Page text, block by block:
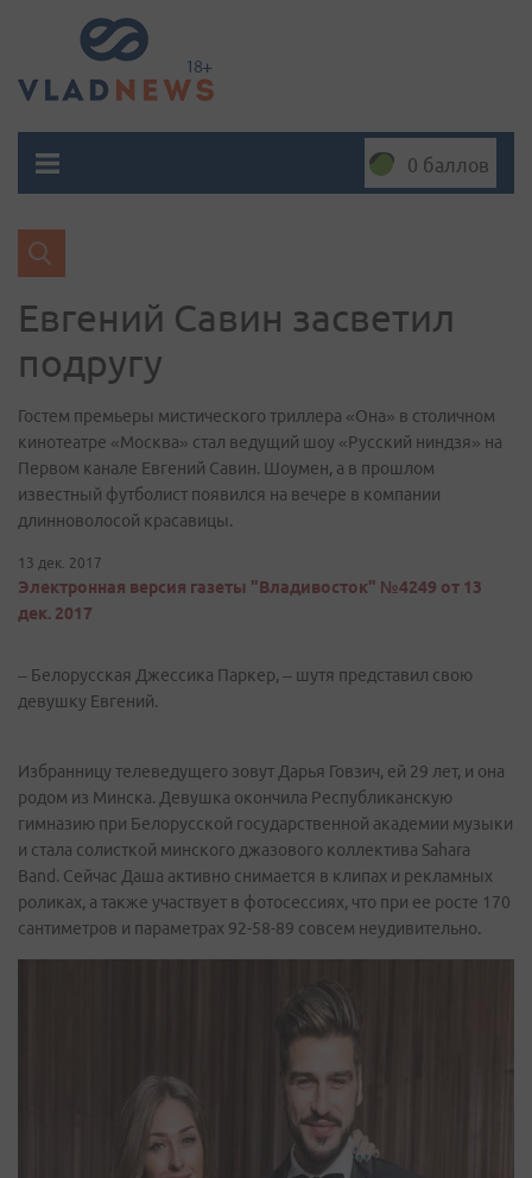
0 баллов
Евгений Савин засветил
подругу
Гостем премьеры мистического триллера «Она» в столичном
кинотеатре «Москва» стал ведущий шоу «Русский ниндзя» на
Первом канале Евгений Савин. Шоумен, а в прошлом
известный футболист появился на вечере в компании
длинноволосой красавицы.
13 дек. 2017
Электронная версия газеты "Владивосток" №4249 от 13
дек. 2017
– Белорусская Джессика Паркер, – шутя представил свою
девушку Евгений.
Избранницу телеведущего зовут Дарья Говзич, ей 29 лет, и она
родом из Минска. Девушка окончила Республиканскую
гимназию при Белорусской государственной академии музыки
и стала солисткой минского джазового коллектива Sahara
Band. Сейчас Даша активно снимается в клипах и рекламных
роликах, а также участвует в фотосессиях, что при ее росте 170
сантиметров и параметрах 92-58-89 совсем неудивительно.